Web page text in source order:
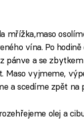
mřížka,maso
vína. Po
pánve a se
Maso vyjmeme,
a scedíme zpět na
olej a